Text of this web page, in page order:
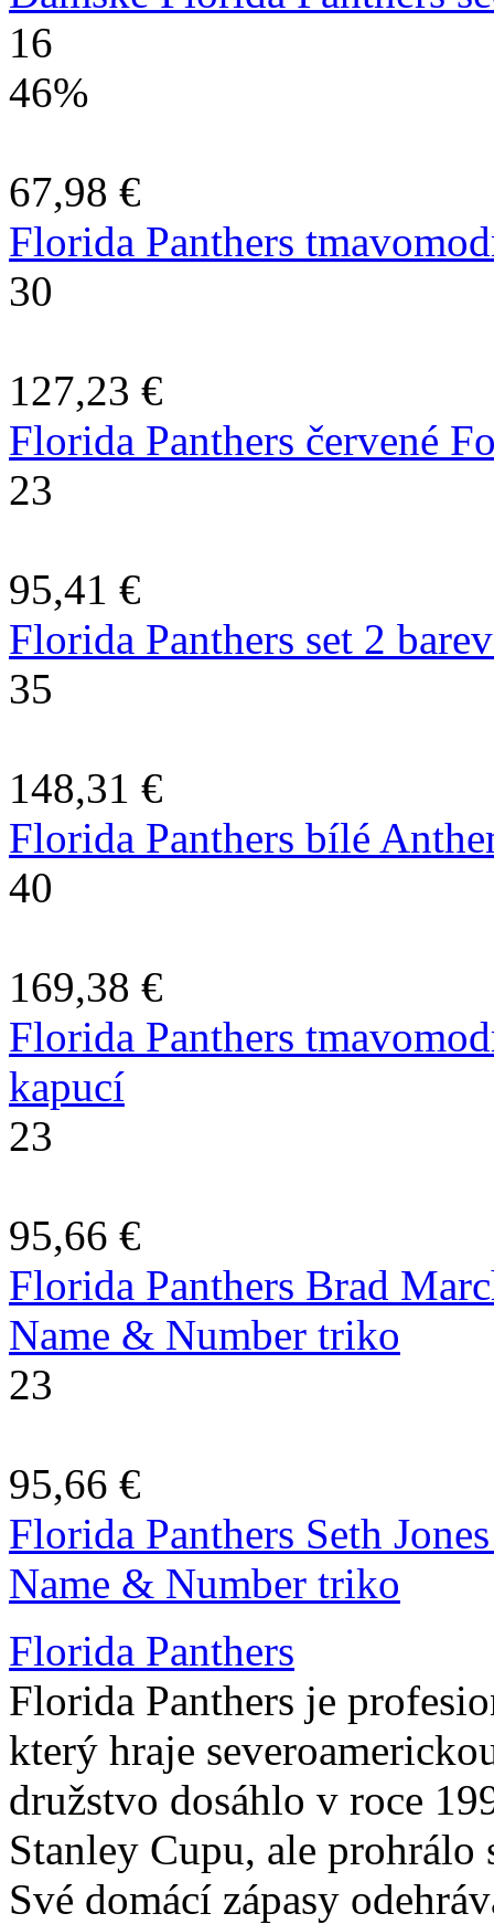
16
46%
67,98 €
Florida Panthers
30
127,23 €
Florida Panthers červené
23
95,41 €
Florida Panthers set 2
35
148,31 €
Florida Panthers bílé
40
169,38 €
Florida Panthers
kapucí
23
95,66 €
Florida Panthers Brad
Name & Number triko
23
95,66 €
Florida Panthers Seth
Name & Number triko
Florida Panthers
Florida Panthers je
který hraje
družstvo dosáhlo v roce
Stanley Cupu, ale
Své domácí zápasy